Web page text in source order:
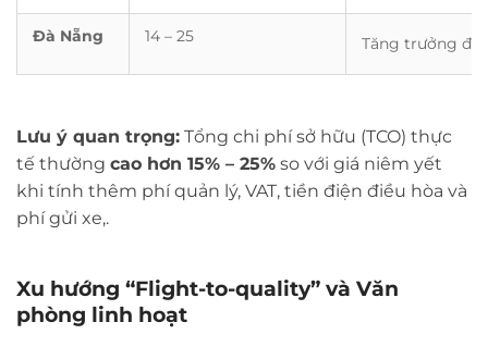
Đà Nẵng 14 – 25 Tăng trưởng
Lưu ý quan trọng: Tổng chi phí sở hữu (TCO) thực
tế thường cao hơn 15% – 25% so với giá niêm yết
khi tính thêm phí quản lý, VAT, tiền điện điều hòa và
phí gửi xe,.
Xu hướng “Flight-to-quality” và Văn
phòng linh hoạt